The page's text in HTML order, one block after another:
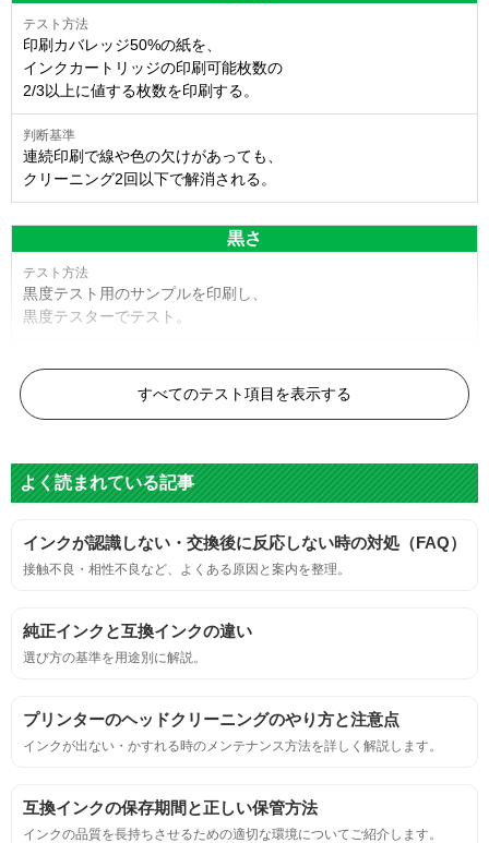
印刷カバレッジ50%の紙を、
インクカートリッジの印刷可能枚数の
2/3以上に値する枚数を印刷する。
連続印刷で線や色の欠けがあっても、
クリーニング2回以下で解消される。
黒さ
黒度テスト用のサンプルを印刷し、
黒度テスターでテスト。
黒度の技術基準に適合する。
標準カラーサンプルを印刷する。
鮮やか、リアル、彩度、シャープなど、
におい
互換性
すべてのテスト項目を表示する
よく読まれている記事
インクが認識しない・交換後に反応しない時の対処（FAQ）
接触不良・相性不良など、よくある原因と案内を整理。
純正インクと互換インクの違い
選び方の基準を用途別に解説。
プリンターのヘッドクリーニングのやり方と注意点
インクが出ない・かすれる時のメンテナンス方法を詳しく解説します。
互換インクの保存期間と正しい保管方法
インクの品質を長持ちさせるための適切な環境についてご紹介します。